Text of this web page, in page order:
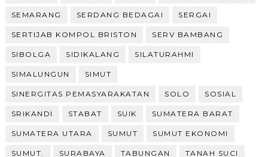
SEMARANG SERDANG BEDAGAI SERGAI
SERTIJAB KOMPOL BRISTON SERV BAMBANG
SIBOLGA SIDIKALANG SILATURAHMI
SIMALUNGUN SIMUT
SINERGITAS PEMASYARAKATAN SOLO SOSIAL
SRIKANDI STABAT SUIK SUMATERA BARAT
SUMATERA UTARA SUMUT SUMUT EKONOMI
SUMUT. SURABAYA TABUNGAN TANAH SUCI